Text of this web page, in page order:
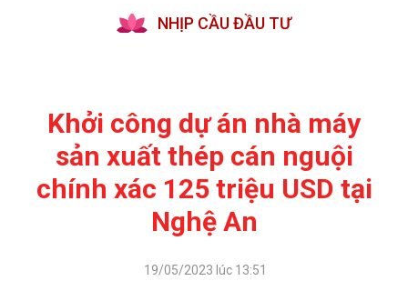
NHỊP CẦU ĐẦU TƯ
Khởi công dự án nhà máy
sản xuất thép cán nguội
chính xác 125 triệu USD tại
Nghệ An
19/05/2023 lúc 13:51